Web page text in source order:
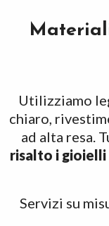
Utilizziamo
chiaro,
ad alta resa.
risalto i gioielli
Servizi su